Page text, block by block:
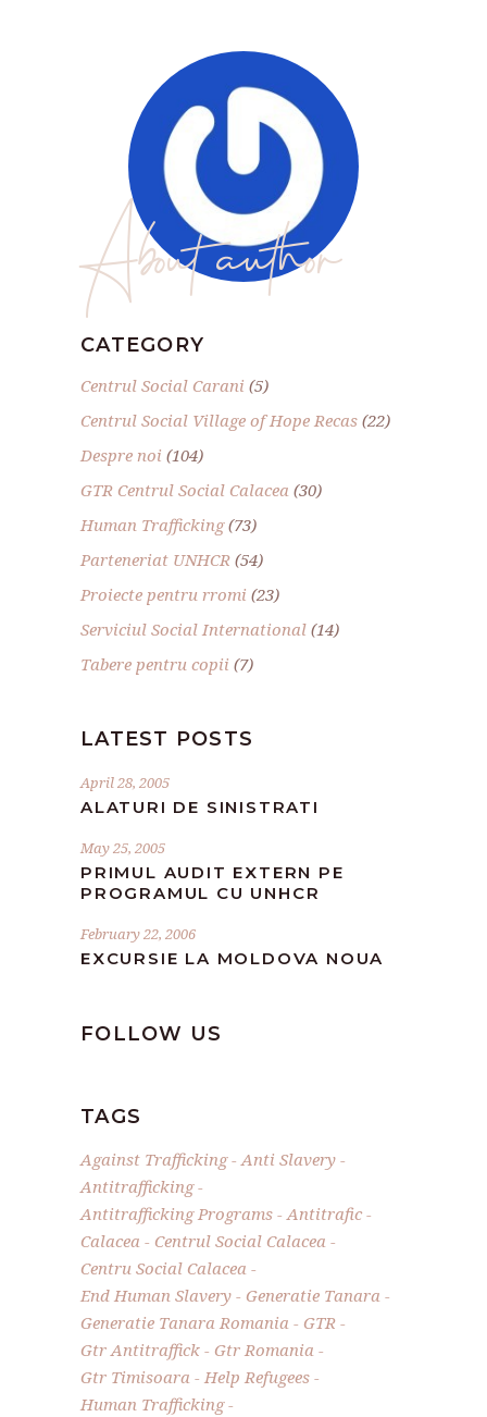
About author
CATEGORY
Centrul Social Carani (5)
Centrul Social Village of Hope Recas (22)
Despre noi (104)
GTR Centrul Social Calacea (30)
Human Trafficking(73)
Parteneriat UNHCR (54)
Proiecte pentru rromi (23)
Serviciul Social International (14)
Tabere pentru copii (7)
LATEST POSTS
April 28, 2005
ALATURI DE SINISTRATI
May 25, 2005
PRIMUL AUDIT EXTERN PE
PROGRAMUL CU UNHCR
February 22, 2006
EXCURSIE LA MOLDOVA NOUA
FOLLOW US
TAGS
Against Trafficking
Anti Slavery
Antitrafficking
Antitrafficking Programs
Antitrafic
Calacea
Centrul Social Calacea
Centru Social Calacea
End Human Slavery
Generatie Tanara
Generatie Tanara Romania
GTR
Gtr Antitraffick
Gtr Romania
Gtr Timisoara
Help Refugees
Human Trafficking